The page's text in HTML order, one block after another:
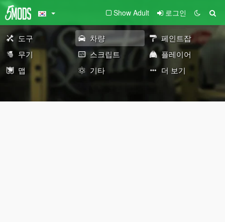
Show Adult 로그인
도구 차량
페인트잡
무기
스크립트
플레이어
맵
기타 더 보기